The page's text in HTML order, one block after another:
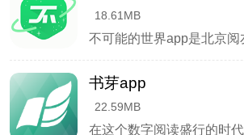
3、快速提现
收入满100元即可申请提现，支持支
道。系统每周自动结算，通常3个工
4、成长体系
根据创作频率和粉丝规模划分等级
18.61MB
书芽app
22.59MB